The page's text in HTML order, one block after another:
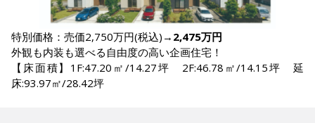
特別価格：売価2,750万円(税込)→ 2,475万円
外観も内装も選べる自由度の高い企画住宅！
【床面積】1F:47.20㎡/14.27坪 2F:46.78㎡/14.15坪 延
床:93.97㎡/28.42坪